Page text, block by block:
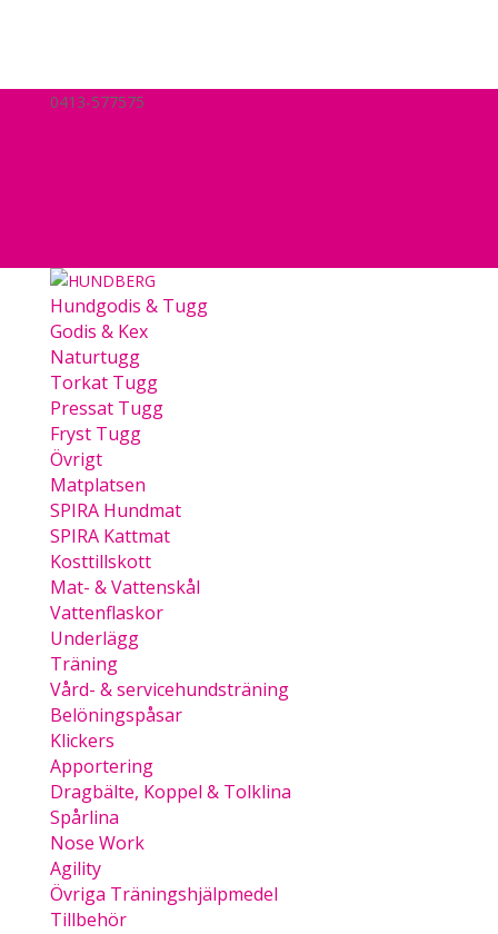
0413-577575
Hundgodis & Tugg
Godis & Kex
Naturtugg
Torkat Tugg
Pressat Tugg
Fryst Tugg
Övrigt
Matplatsen
SPIRA Hundmat
SPIRA Kattmat
Kosttillskott
Mat- & Vattenskål
Vattenflaskor
Underlägg
Träning
Vård- & servicehundsträning
Belöningspåsar
Klickers
Apportering
Dragbälte, Koppel & Tolklina
Spårlina
Nose Work
Agility
Övriga Träningshjälpmedel
Tillbehör